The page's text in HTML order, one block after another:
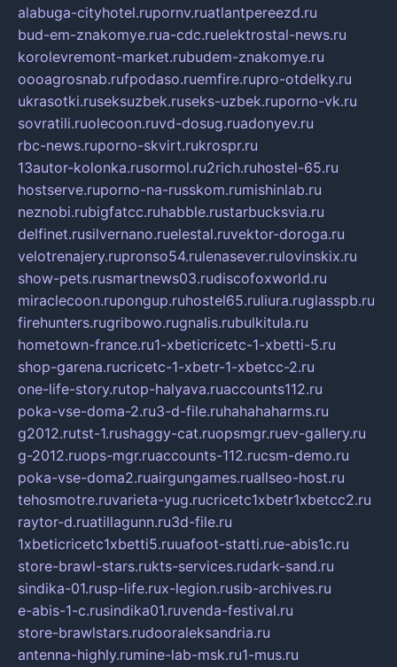
alabuga-cityhotel.rupornv.ruatlantpereezd.ru
bud-em-znakomye.rua-cdc.ruelektrostal-news.ru
korolevremont-market.rubudem-znakomye.ru
oooagrosnab.rufpodaso.ruemfire.rupro-otdelky.ru
ukrasotki.ruseksuzbek.ruseks-uzbek.ruporno-vk.ru
sovratili.ruolecoon.ruvd-dosug.ruadonyev.ru
rbc-news.ruporno-skvirt.rukrospr.ru
13autor-kolonka.rusormol.ru2rich.ruhostel-65.ru
hostserve.ruporno-na-russkom.rumishinlab.ru
neznobi.rubigfatcc.ruhabble.rustarbucksvia.ru
delfinet.rusilvernano.ruelestal.ruvektor-doroga.ru
velotrenajery.rupronso54.rulenasever.rulovinskix.ru
show-pets.rusmartnews03.rudiscofoxworld.ru
miraclecoon.rupongup.ruhostel65.ruliura.ruglasspb.ru
firehunters.rugribowo.rugnalis.rubulkitula.ru
hometown-france.ru1-xbeticricetc-1-xbetti-5.ru
shop-garena.rucricetc-1-xbetr-1-xbetcc-2.ru
one-life-story.rutop-halyava.ruaccounts112.ru
poka-vse-doma-2.ru3-d-file.ruhahahaharms.ru
g2012.rutst-1.rushaggy-cat.ruopsmgr.ruev-gallery.ru
g-2012.ruops-mgr.ruaccounts-112.rucsm-demo.ru
poka-vse-doma2.ruairgungames.ruallseo-host.ru
tehosmotre.ruvarieta-yug.rucricetc1xbetr1xbetcc2.ru
raytor-d.ruatillagunn.ru3d-file.ru
1xbeticricetc1xbetti5.ruuafoot-statti.rue-abis1c.ru
store-brawl-stars.rukts-services.rudark-sand.ru
sindika-01.rusp-life.rux-legion.rusib-archives.ru
e-abis-1-c.rusindika01.ruvenda-festival.ru
store-brawlstars.rudooraleksandria.ru
antenna-highly.rumine-lab-msk.ru1-mus.ru